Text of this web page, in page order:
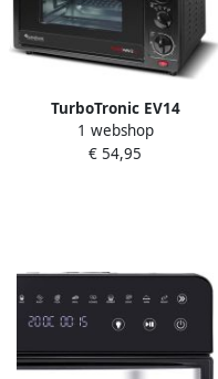
TurboTronic EV14
Elektrische Oven 14 liter
Zwart
1 webshop
€ 54,95